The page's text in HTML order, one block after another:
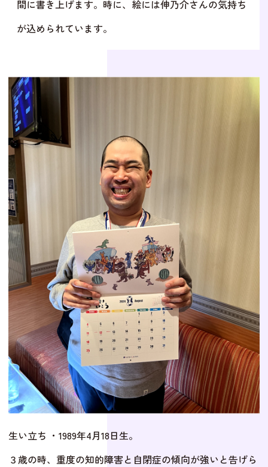
間に書き上げます。時に、絵には伸乃介さんの気持ち
が込められています。
生い立ち ・1989年4月18日生。
３歳の時、重度の知的障害と自閉症の傾向が強いと告げら